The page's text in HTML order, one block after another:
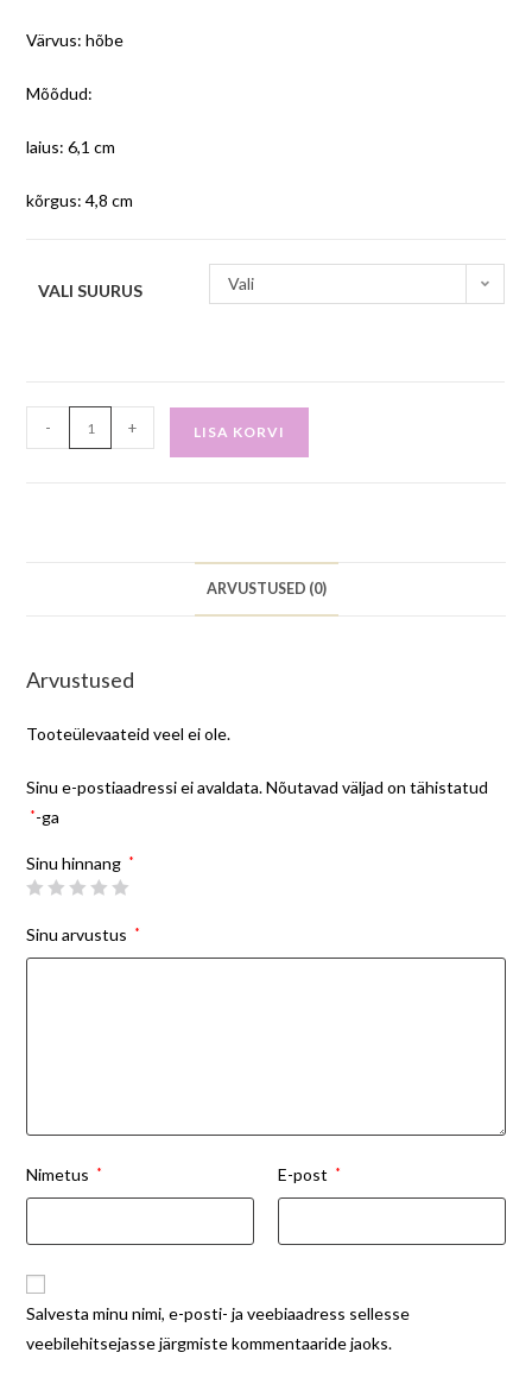
Värvus: hõbe
Mõõdud:
laius: 6,1 cm
kõrgus: 4,8 cm
VALI SUURUS Vali
- + LISA KORVI
ARVUSTUSED (0)
Arvustused
Tooteülevaateid veel ei ole.
Sinu e-postiaadressi ei avaldata. Nõutavad väljad on tähistatud
*-ga
Sinu hinnang *
Sinu arvustus *
Nimetus * E-post *
Salvesta minu nimi, e-posti- ja veebiaadress sellesse
veebilehitsejasse järgmiste kommentaaride jaoks.